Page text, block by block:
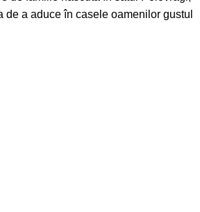
de a aduce în casele oamenilor gustul